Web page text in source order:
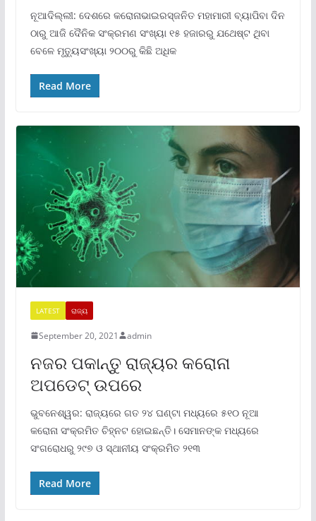
ନୂଆଦିଲ୍ଲୀ: ଦେଶରେ କରୋନାଭାଇରସ୍‌ଜନିତ ମହାମାରୀ ବ୍ୟାପିବା ଦିନ
ଠାରୁ ଆଜି ଦୈନିକ ସଂକ୍ରମଣ ସଂଖ୍ୟା ୧୫ ହଜାରରୁ ଯଥେଷ୍ଟ ଥିବା
ବେଳେ ମୃତ୍ୟୁସଂଖ୍ୟା ୨୦୦ରୁ କିଛି ଅଧିକ
Read More
LATEST ରାଜ୍ୟ
September 20, 2021 admin
ନଜର ପକାନ୍ତୁ ରାଜ୍ୟର କରୋନା
ଅପଡେଟ୍ ଉପରେ
ଭୁବନେଶ୍ୱର: ରାଜ୍ୟରେ ଗତ ୨୪ ଘଣ୍ଟା ମଧ୍ୟରେ ୫୧୦ ନୂଆ
କରୋନା ସଂକ୍ରମିତ ଚିହ୍ନଟ ହୋଇଛନ୍ତି। ସେମାନଙ୍କ ମଧ୍ୟରେ
ସଂଗରୋଧରୁ ୨୯୭ ଓ ସ୍ଥାନୀୟ ସଂକ୍ରମିତ ୨୧୩
Read More